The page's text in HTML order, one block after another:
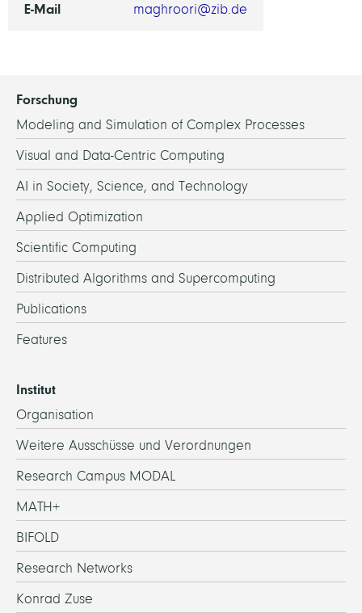
E-Mail maghroori@zib.de
Forschung
Modeling and Simulation of Complex Processes
Visual and Data-Centric Computing
AI in Society, Science, and Technology
Applied Optimization
Scientific Computing
Distributed Algorithms and Supercomputing
Publications
Features
Institut
Organisation
Weitere Ausschüsse und Verordnungen
Research Campus MODAL
MATH+
BIFOLD
Research Networks
Konrad Zuse